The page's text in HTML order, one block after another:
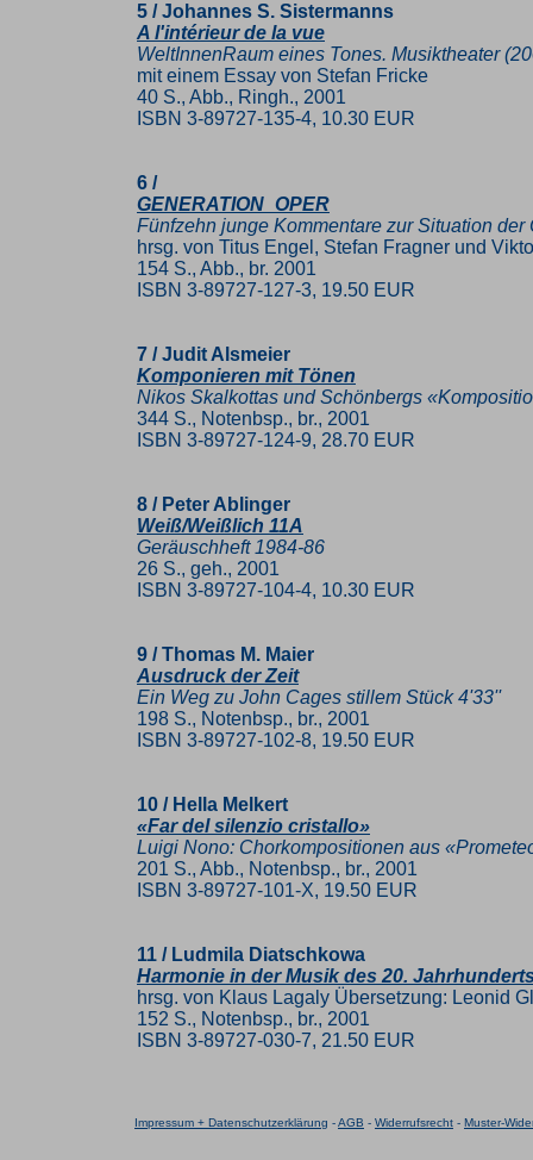
5 / Johannes S. Sistermanns
A l'intérieur de la vue
WeltInnenRaum eines Tones. Musiktheater
mit einem Essay von Stefan Fricke
40 S., Abb., Ringh., 2001
ISBN 3-89727-135-4, 10.30 EUR
6 /
GENERATION_OPER
Fünfzehn junge Kommentare zur Situation der
hrsg. von Titus Engel, Stefan Fragner und
154 S., Abb., br. 2001
ISBN 3-89727-127-3, 19.50 EUR
7 / Judit Alsmeier
Komponieren mit Tönen
Nikos Skalkottas und Schönbergs
344 S., Notenbsp., br., 2001
ISBN 3-89727-124-9, 28.70 EUR
8 / Peter Ablinger
Weiß/Weißlich 11A
Geräuschheft 1984-86
26 S., geh., 2001
ISBN 3-89727-104-4, 10.30 EUR
9 / Thomas M. Maier
Ausdruck der Zeit
Ein Weg zu John Cages stillem Stück 4'33''
198 S., Notenbsp., br., 2001
ISBN 3-89727-102-8, 19.50 EUR
10 / Hella Melkert
«Far del silenzio cristallo»
Luigi Nono: Chorkompositionen aus
201 S., Abb., Notenbsp., br., 2001
ISBN 3-89727-101-X, 19.50 EUR
11 / Ludmila Diatschkowa
Harmonie in der Musik des 20.
hrsg. von Klaus Lagaly Übersetzung: Leonid
152 S., Notenbsp., br., 2001
ISBN 3-89727-030-7, 21.50 EUR
Impressum + Datenschutzerklärung -AGB - Widerrufsrecht - Muster-